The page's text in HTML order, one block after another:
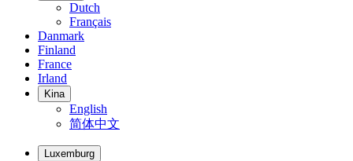
Dutch
Français
Danmark
Finland
France
Irland
Kina
English
简体中文
Luxemburg